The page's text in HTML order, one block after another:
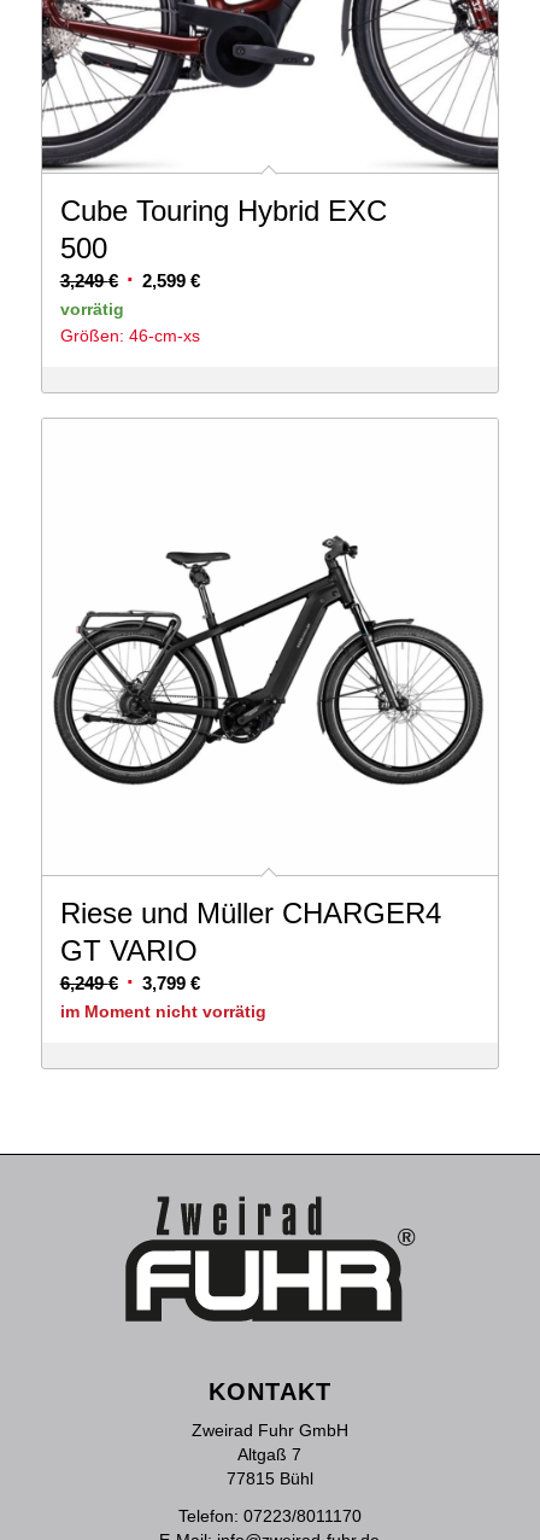
Cube Touring Hybrid EXC
500
3,249€ Ursprünglicher
Preis
war:
2,599 €Aktueller
ist:
vorrätig
Größen: 46-cm-xs
Riese und Müller CHARGER4
GT VARIO
6,249€ Ursprünglicher
Preis
6,249 €
3,799 €Aktueller
Preis
3,799 €.
im Moment nicht vorrätig
KONTAKT
Zweirad Fuhr GmbH
Altgaß 7
77815 Bühl
Telefon: 07223/8011170